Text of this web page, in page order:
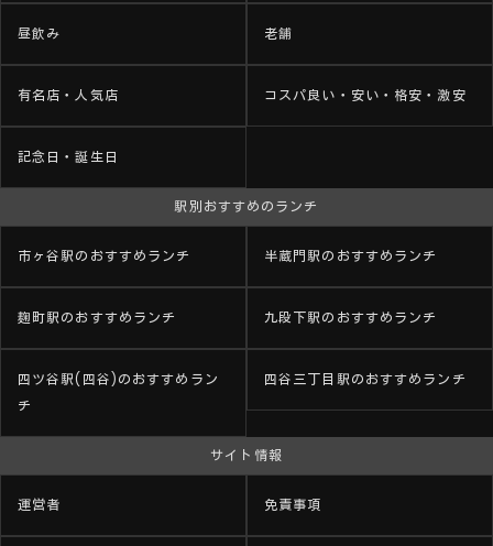
昼飲み 老舗
有名店・人気店 コスパ良い・安い・格安・激安
記念日・誕生日
駅別おすすめのランチ
市ヶ谷駅のおすすめランチ 半蔵門駅のおすすめランチ
麹町駅のおすすめランチ 九段下駅のおすすめランチ
四ツ谷駅(四谷)のおすすめラン
チ
四谷三丁目駅のおすすめランチ
サイト情報
運営者 免責事項